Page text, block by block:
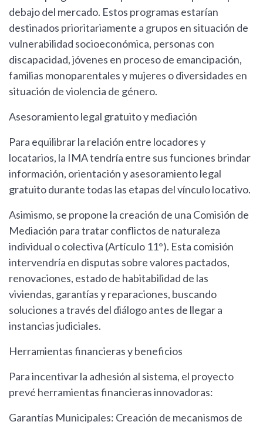
debajo del mercado. Estos programas estarían
destinados prioritariamente a grupos en situación de
vulnerabilidad socioeconómica, personas con
discapacidad, jóvenes en proceso de emancipación,
familias monoparentales y mujeres o diversidades en
situación de violencia de género.
Asesoramiento legal gratuito y mediación
Para equilibrar la relación entre locadores y
locatarios, la IMA tendría entre sus funciones brindar
información, orientación y asesoramiento legal
gratuito durante todas las etapas del vínculo locativo.
Asimismo, se propone la creación de una Comisión de
Mediación para tratar conflictos de naturaleza
individual o colectiva (Artículo 11°). Esta comisión
intervendría en disputas sobre valores pactados,
renovaciones, estado de habitabilidad de las
viviendas, garantías y reparaciones, buscando
soluciones a través del diálogo antes de llegar a
instancias judiciales.
Herramientas financieras y beneficios
Para incentivar la adhesión al sistema, el proyecto
prevé herramientas financieras innovadoras:
Garantías Municipales: Creación de mecanismos de